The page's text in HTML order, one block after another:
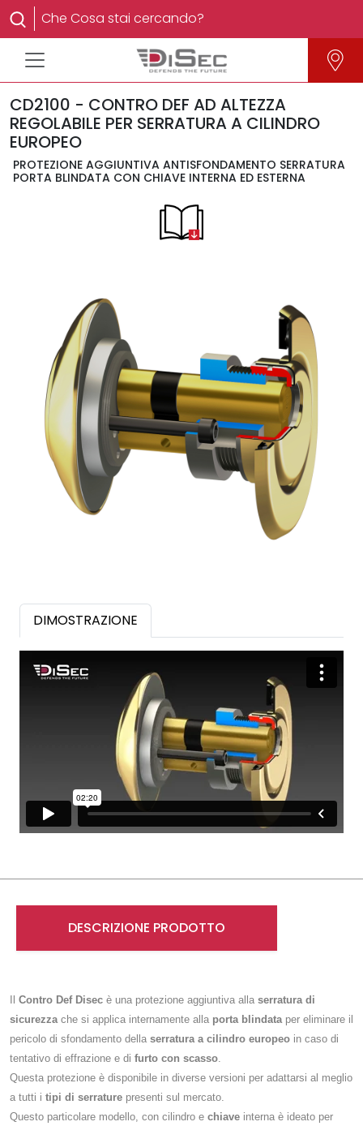
CD2100 - CONTRO DEF AD ALTEZZA
REGOLABILE PER SERRATURA A CILINDRO
EUROPEO
PROTEZIONE AGGIUNTIVA ANTISFONDAMENTO SERRATURA
PORTA BLINDATA CON CHIAVE INTERNA ED ESTERNA
DIMOSTRAZIONE
DESCRIZIONE PRODOTTO
Contro Def Disec è una protezione aggiuntiva alla serratura di
sicurezzache si applica internamente alla porta blindataper eliminare il
pericolo di sfondamento della serratura a cilindro europeo in caso di
tentativo di effrazione e di furto con scasso.
Questa protezione è disponibile in diverse versioni per adattarsi al meglio
a tutti i tipi di serrature presenti sul mercato.
Questo particolare modello, con cilindro e chiave interna è ideato per